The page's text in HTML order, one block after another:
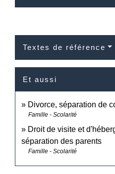
Textes de référence
Et aussi
Divorce, séparation de
Famille - Scolarité
Droit de visite et
séparation des parents
Famille - Scolarité